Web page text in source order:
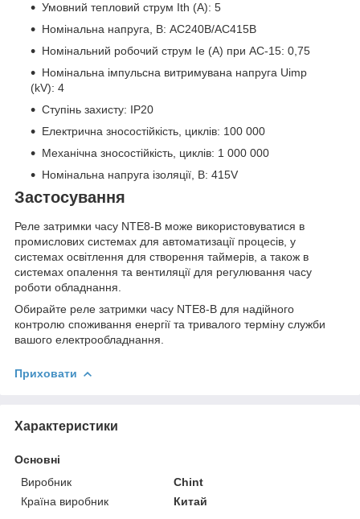
Умовний тепловий струм Ith (A): 5
Номінальна напруга, В: AC240B/AC415В
Номінальний робочий струм Ie (A) при АС-15: 0,75
Номінальна імпульсна витримувана напруга Uimp
(kV): 4
Ступінь захисту: IP20
Електрична зносостійкість, циклів: 100 000
Механічна зносостійкість, циклів: 1 000 000
Номінальна напруга ізоляції, В: 415V
Застосування
Реле затримки часу NTE8-B може використовуватися в
промислових системах для автоматизації процесів, у
системах освітлення для створення таймерів, а також в
системах опалення та вентиляції для регулювання часу
роботи обладнання.
Обирайте реле затримки часу NTE8-B для надійного
контролю споживання енергії та тривалого терміну служби
вашого електрообладнання.
Приховати
Характеристики
Основні
Виробник
Chint
Країна виробник
Китай